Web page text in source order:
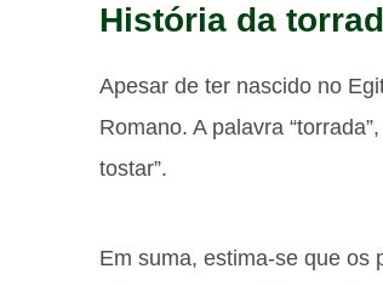
História da
Apesar de ter nascido no
Romano. A palavra
tostar”.
Em suma, estima-se que os